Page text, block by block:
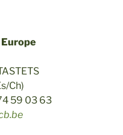
Ch)
59 03 63